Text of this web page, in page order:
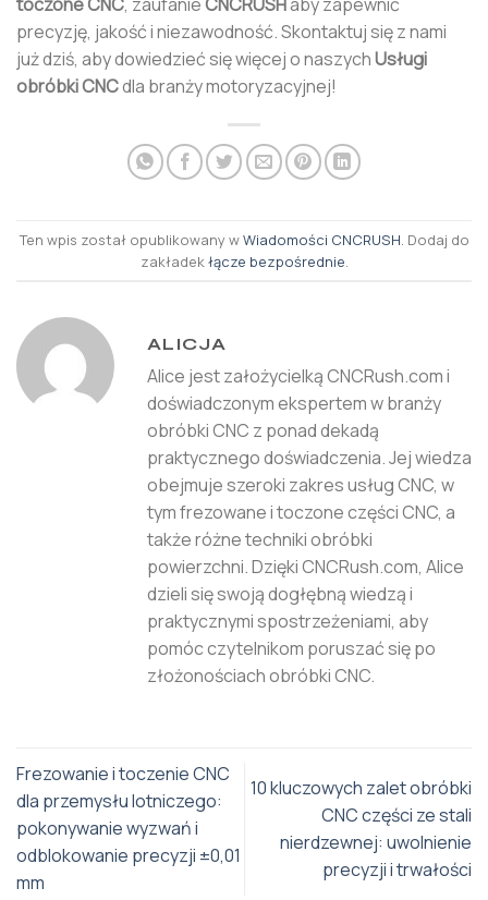
precyzję, jakość i niezawodność. Skontaktuj się z nami
już dziś, aby dowiedzieć się więcej o naszychUsługi
obróbki CNCdla branży motoryzacyjnej!
Ten wpis został opublikowany wWiadomości CNCRUSH. Dodaj do
zakładekłącze bezpośrednie.
ALICJA
Alice jest założycielką CNCRush.com i
doświadczonym ekspertem w branży
obróbki CNC z ponad dekadą
praktycznego doświadczenia. Jej wiedza
obejmuje szeroki zakres usług CNC, w
tym frezowane i toczone części CNC, a
także różne techniki obróbki
powierzchni. Dzięki CNCRush.com, Alice
dzieli się swoją dogłębną wiedzą i
praktycznymi spostrzeżeniami, aby
pomóc czytelnikom poruszać się po
złożonościach obróbki CNC.
Frezowanie i toczenie CNC
dla przemysłu lotniczego:
pokonywanie wyzwań i
odblokowanie precyzji ±0,01
mm
10 kluczowych zalet obróbki
CNC części ze stali
nierdzewnej: uwolnienie
precyzji i trwałości